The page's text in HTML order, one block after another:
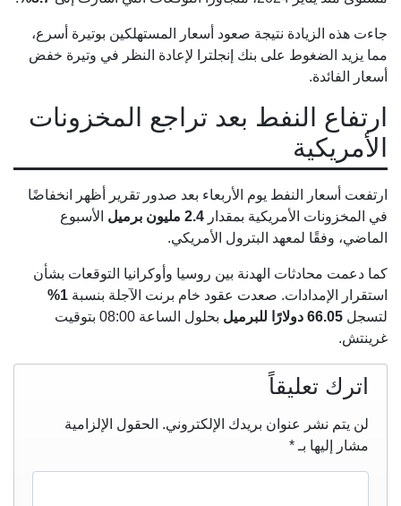
جاءت هذه الزيادة نتيجة صعود أسعار المستهلكين بوتيرة أسرع،
مما يزيد الضغوط على بنك إنجلترا لإعادة النظر في وتيرة خفض
أسعار الفائدة.
ارتفاع النفط بعد تراجع المخزونات
الأمريكية
ارتفعت أسعار النفط يوم الأربعاء بعد صدور تقرير أظهر انخفاضًا
في المخزونات الأمريكية بمقدار 2.4 مليون برميل
الأسبوع
الماضي، وفقًا لمعهد البترول الأمريكي.
كما دعمت محادثات الهدنة بين روسيا وأوكرانيا التوقعات بشأن
استقرار الإمدادات. صعدت عقود خام برنت الآجلة بنسبة 1%
لتسجل 66.05 دولارًا للبرميل
بحلول الساعة 08:00 بتوقيت
غرينتش.
اترك تعليقاً
لن يتم نشر عنوان بريدك الإلكتروني. الحقول الإلزامية
مشار إليها بـ *